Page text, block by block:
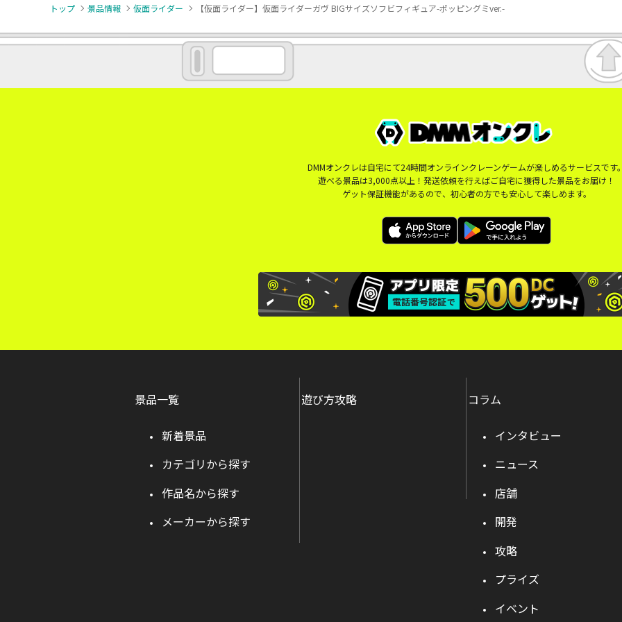
トップ 景品情報 仮面ライダー 【仮面ライダー】仮面ライダーガヴ BIGサイズソフビフィギュア-ポッピングミver.-
DMMオンクレは自宅にて24時間オンラインクレーンゲームが楽しめるサービスです
遊べる景品は3,000点以上！発送依頼を行えばご自宅に獲得した景品をお届け！
ゲット保証機能があるので、初心者の方でも安心して楽しめます。
景品一覧
新着景品
カテゴリから探す
作品名から探す
メーカーから探す
遊び方攻略 コラム
インタビュー
ニュース
店舗
開発
攻略
プライズ
イベント